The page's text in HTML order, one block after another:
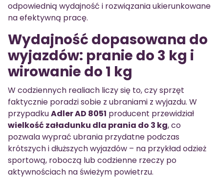
odpowiednią wydajność i rozwiązania ukierunkowane
na efektywną pracę.
Wydajność dopasowana do
wyjazdów: pranie do 3 kg i
wirowanie do 1 kg
W codziennych realiach liczy się to, czy sprzęt
faktycznie poradzi sobie z ubraniami z wyjazdu. W
przypadkuAdler AD 8051 producent przewidział
wielkość załadunku dla prania do 3 kg, co
pozwala wyprać ubrania przydatne podczas
krótszych i dłuższych wyjazdów – na przykład odzież
sportową, roboczą lub codzienne rzeczy po
aktywnościach na świeżym powietrzu.